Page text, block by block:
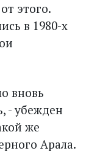
этого.
в 1980-х
вновь
- убежден
же
Арала.